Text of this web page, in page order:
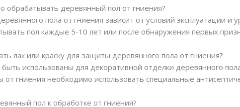
обрабатывать деревянный пол от гниения?
пола от гниения зависит от условий эксплуатации
пол каждые 5-10 лет или после обнаружения первых
лак или краску для защиты деревянного пола от гниения?
быть использованы для декоративной отделки деревянного
гниения необходимо использовать специальные
пол к обработке от гниения?